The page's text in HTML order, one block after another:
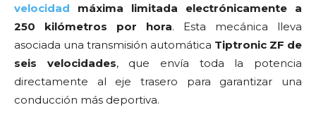
velocidad máxima limitada electrónicamente a
250 kilómetros por hora. Esta mecánica lleva
asociada una transmisión automática Tiptronic ZF de
seis velocidades, que envía toda la potencia
directamente al eje trasero para garantizar una
conducción más deportiva.